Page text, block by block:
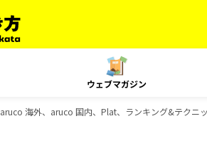
ウェブマガジン
aruco 海外、aruco 国内、Plat、ランキング&テクニ